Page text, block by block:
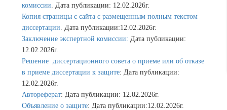
комиссии. Дата публикации: 12.02.2026г.
Копия страницы с сайта с размещенным полным текстом
диссертации. Дата публикации:12.02.2026г.
Заключение экспертной комиссии: Дата публикации:
12.02.2026г.
Решение диссертационного совета о приеме или об отказе
в приеме диссертации к защите: Дата публикации:
12.02.2026г.
Автореферат: Дата публикации: 12.02.2026г.
Объявление о защите: Дата публикации:12.02.2026г.